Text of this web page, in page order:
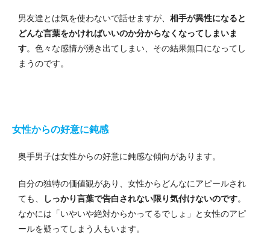
男友達とは気を使わないで話せますが、 相手が異性になると
どんな言葉をかければいいのか分からなくなってしまいま
す。色々な感情が湧き出てしまい、その結果無口になってし
まうのです。
女性からの好意に鈍感
奥手男子は女性からの好意に鈍感な傾向があります。
自分の独特の価値観があり、女性からどんなにアピールされ
ても、
しっかり言葉で告白されない限り気付けないのです。
なかには「いやいや絶対からかってるでしょ」と女性のアピ
ールを疑ってしまう人もいます。